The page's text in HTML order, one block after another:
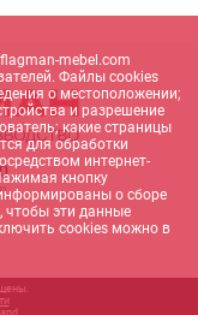
d
mebel.com
Файлы cookies
о местоположении;
и разрешение
какие страницы
для обработки
интернет-
кнопку
о сборе
чтобы эти данные
cookies можно в